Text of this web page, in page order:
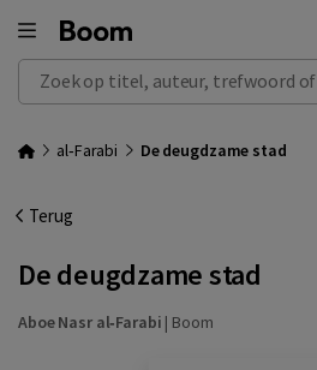
Zoek op titel, auteur, trefwoord of ISBN
al‑Farabi De deugdzame stad
Terug
De deugdzame stad
Aboe Nasr al‑Farabi | Boom